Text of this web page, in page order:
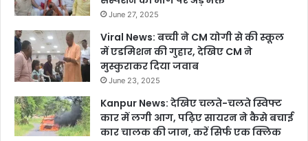
June 27, 2025
Viral News: बच्ची ने CM योगी से की स्कूल
में एडमिशन की गुहार, देखिए CM ने
मुस्कुराकर दिया जवाब
June 23, 2025
Kanpur News: देखिए चलते-चलते स्विफ्ट
कार में लगी आग, पढ़िए सायरन ने कैसे बचाई
कार चालक की जान, करें सिर्फ एक क्लिक